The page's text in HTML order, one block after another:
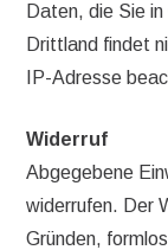
Daten, die Sie
Drittland findet
IP-Adresse
Widerruf
Abgegebene
widerrufen. Der
Gründen,